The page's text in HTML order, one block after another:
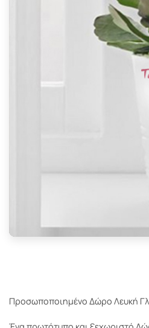
Προσωποποιημένο Δώρο Λευκή